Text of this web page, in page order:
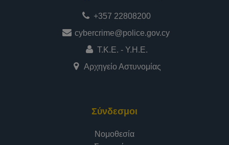
+357 22808200
cybercrime@police.gov.cy
Τ.Κ.Ε. - Υ.Η.Ε.
Αρχηγείο Αστυνομίας
Σύνδεσμοι
Νομοθεσία